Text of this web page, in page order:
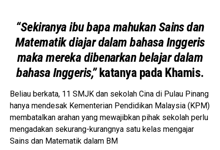
“Sekiranya ibu bapa mahukan Sains dan
Matematik diajar dalam bahasa Inggeris
maka mereka dibenarkan belajar dalam
bahasa Inggeris,”katanya pada Khamis.
Beliau berkata, 11 SMJK dan sekolah Cina di Pulau Pinang
hanya mendesak Kementerian Pendidikan Malaysia (KPM)
membatalkan arahan yang mewajibkan pihak sekolah perlu
mengadakan sekurang-kurangnya satu kelas mengajar
Sains dan Matematik dalam BM